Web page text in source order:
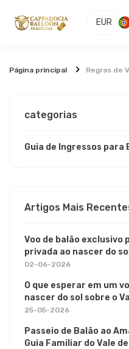
EUR
Página principal Regras de
categorias
Guia de Ingressos para
Artigos Mais
Voo de balão exclusivo
privada ao nascer do
02-06-2026
O que esperar em um
nascer do sol sobre o
25-05-2026
Passeio de Balão ao
Guia Familiar do Vale